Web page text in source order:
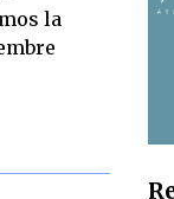
la